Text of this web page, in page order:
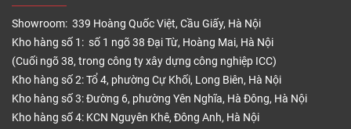
Showroom: 339 Hoàng Quốc Việt, Cầu Giấy, Hà Nội
Kho hàng số 1: số 1 ngõ 38 Đại Từ, Hoàng Mai, Hà Nội
(Cuối ngõ 38, trong công ty xây dựng công nghiệp ICC)
Kho hàng số 2: Tổ 4, phường Cự Khối, Long Biên, Hà Nội
Kho hàng số 3: Đường 6, phường Yên Nghĩa, Hà Đông, Hà Nội
Kho hàng số 4: KCN Nguyên Khê, Đông Anh, Hà Nội